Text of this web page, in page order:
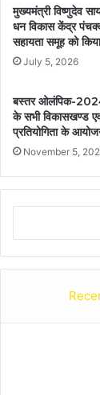
मुख्यमंत्री विष्णुदेव
धन विकास केंद्र
सहायता समूह को
July 5, 2026
बस्तर ओलंपिक-
के सभी विकासखण्ड
प्रतियोगिता के
November 5,